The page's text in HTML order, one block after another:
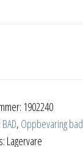
1902240
BAD, Oppbevaring bad
Lagervare